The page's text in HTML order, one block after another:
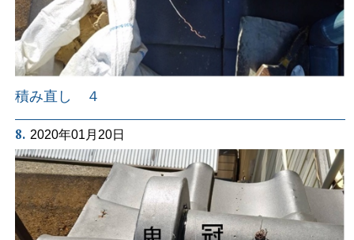
積み直し ４
8. 2020年01月20日